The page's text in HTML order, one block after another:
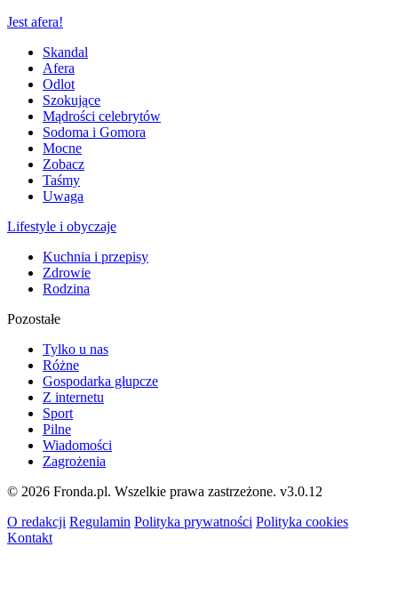
Jest afera!
Skandal
Afera
Odlot
Szokujące
Mądrości celebrytów
Sodoma i Gomora
Mocne
Zobacz
Taśmy
Uwaga
Lifestyle i obyczaje
Kuchnia i przepisy
Zdrowie
Rodzina
Pozostałe
Tylko u nas
Różne
Gospodarka głupcze
Z internetu
Sport
Pilne
Wiadomości
Zagrożenia
© 2026 Fronda.pl. Wszelkie prawa zastrzeżone. v3.0.12
O redakcji Regulamin Polityka prywatności Polityka cookies
Kontakt